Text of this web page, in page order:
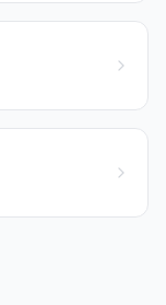
hỏi tôi bất kỳ điều gì